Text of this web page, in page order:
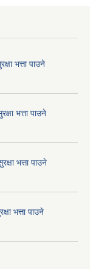
भत्ता पाउने
भत्ता पाउने
भत्ता पाउने
भत्ता पाउने